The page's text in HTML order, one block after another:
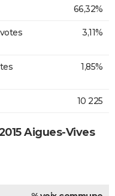
66,32%
3,11%
1,85%
10 225
Aigues-Vives